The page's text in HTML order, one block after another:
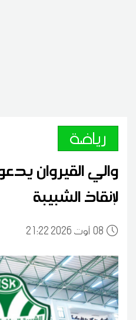
رياضة
والي القيروان
لإنقاذ الشبيبة
0821:22 2026 أوت